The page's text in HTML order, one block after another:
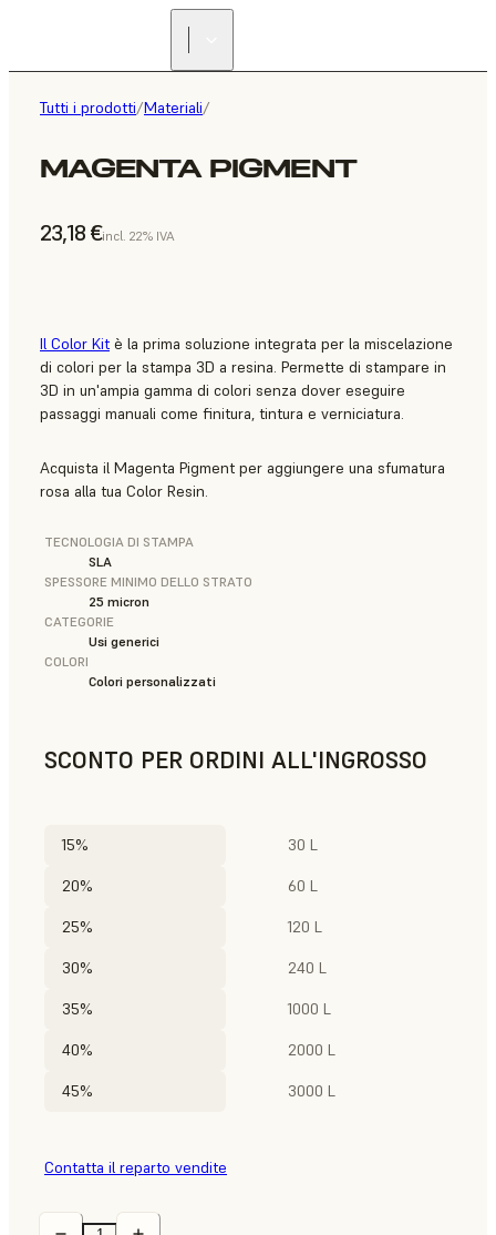
Tutti i prodotti/Materiali/
MAGENTA PIGMENT
23,18 €incl. 22% IVA
Il Color Kit è la prima soluzione integrata per la miscelazione
di colori per la stampa 3D a resina. Permette di stampare in
3D in un'ampia gamma di colori senza dover eseguire
passaggi manuali come finitura, tintura e verniciatura.
Acquista il Magenta Pigment per aggiungere una sfumatura
rosa alla tua Color Resin.
TECNOLOGIA DI STAMPA
SLA
SPESSORE MINIMO DELLO STRATO
25 micron
CATEGORIE
Usi generici
COLORI
Colori personalizzati
SCONTO PER ORDINI ALL'INGROSSO
15% 30 L
20% 60 L
25% 120 L
30% 240 L
35% 1000 L
40% 2000 L
45% 3000 L
Contatta il reparto vendite